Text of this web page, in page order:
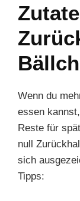
Wenn du
essen
Reste für
null
sich
Tipps: